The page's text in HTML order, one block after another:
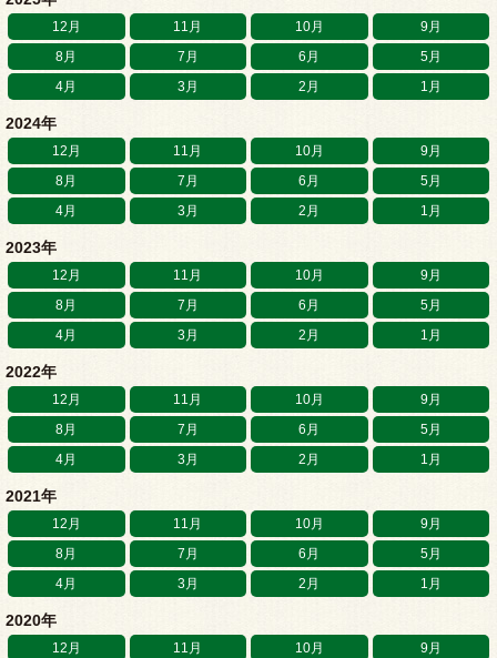
12月 11月 10月
9月
8月
7月 6月
5月
4月
3月 2月 1月
2024年
12月 11月 10月
9月
8月
7月 6月
5月
4月
3月 2月 1月
2023年
12月 11月 10月
9月
8月
7月 6月
5月
4月
3月 2月 1月
2022年
12月 11月 10月
9月
8月
7月 6月
5月
4月
3月 2月 1月
2021年
12月 11月 10月
9月
8月
7月 6月
5月
4月
3月 2月 1月
2020年
12月 11月 10月
9月